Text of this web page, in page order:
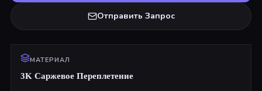
Отправить Запрос
МАТЕРИАЛ
3K Саржевое Переплетение